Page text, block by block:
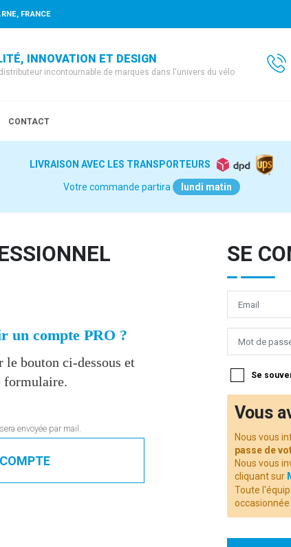
FRANCE
INNOVATION ET DESIGN
incontournable de marques dans l'univers du vélo
CONTACT
LIVRAISON AVEC LES TRANSPORTEURS
Votre commande partira lundi matin
un compte PRO ?
le bouton ci-dessous et
formulaire.
envoyée par mail.
SE
Se
Vous
Nous vous
passe de
Nous vous
cliquant sur
Toute